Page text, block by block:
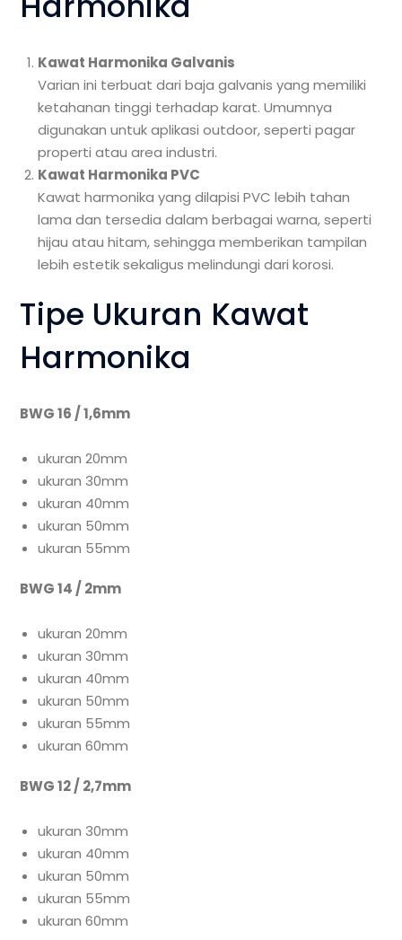
Kawat Harmonika Galvanis
Varian ini terbuat dari baja galvanis yang memiliki
ketahanan tinggi terhadap karat. Umumnya
digunakan untuk aplikasi outdoor, seperti pagar
properti atau area industri.
Kawat Harmonika PVC
Kawat harmonika yang dilapisi PVC lebih tahan
lama dan tersedia dalam berbagai warna, seperti
hijau atau hitam, sehingga memberikan tampilan
lebih estetik sekaligus melindungi dari korosi.
Tipe Ukuran Kawat
Harmonika
BWG 16 / 1,6mm
ukuran 20mm
ukuran 30mm
ukuran 40mm
ukuran 50mm
ukuran 55mm
BWG 14 / 2mm
ukuran 20mm
ukuran 30mm
ukuran 40mm
ukuran 50mm
ukuran 55mm
ukuran 60mm
BWG 12 / 2,7mm
ukuran 30mm
ukuran 40mm
ukuran 50mm
ukuran 55mm
ukuran 60mm